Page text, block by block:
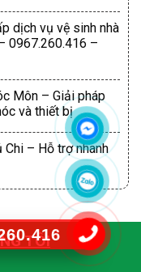
dịch vụ vệ sinh nhà
0967.260.416 –
Môn – Giải pháp
và thiết bị
– Hỗ trợ nhanh
TÔI